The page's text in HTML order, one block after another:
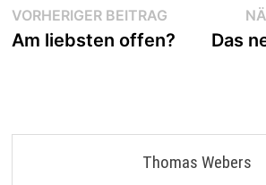
Beitragsnavigation
VORHERIGER BEITRAG Vorheriger
Beitrag:
Am liebsten offen?
Das
Thomas Webers